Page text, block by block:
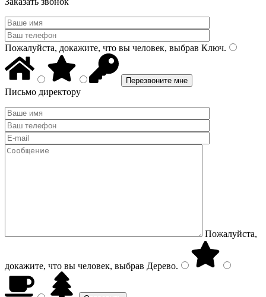
Пожалуйста, докажите, что вы человек, выбрав Ключ.
Письмо директору
Пожалуйста,
докажите, что вы человек, выбрав Дерево.